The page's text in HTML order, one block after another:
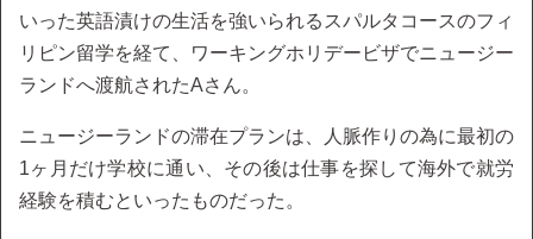
いった英語漬けの生活を強いられるスパルタコースのフィ
リピン留学を経て、ワーキングホリデービザでニュージー
ランドへ渡航されたAさん。
ニュージーランドの滞在プランは、人脈作りの為に最初の
1ヶ月だけ学校に通い、その後は仕事を探して海外で就労
経験を積むといったものだった。